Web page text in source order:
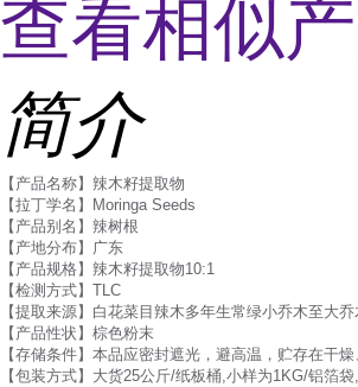
查看相似
简介
【产品名称】辣木籽提取物
【拉丁学名】Moringa Seeds
【产品别名】辣树根
【产地分布】广东
【产品规格】辣木籽提取物10:1
【检测方式】TLC
【提取来源】白花菜目辣木多年生常绿小乔木至大
【产品性状】棕色粉末
【存储条件】本品应密封遮光，避高温，贮存在干
【包装方式】大货25公斤/纸板桶,小样为1KG/铝箔